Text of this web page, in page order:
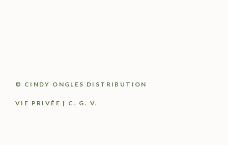
© CINDY ONGLES DISTRIBUTION
VIE PRIVÉE | C. G. V.